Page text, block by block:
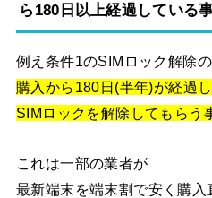
ら180日以上経過している
例え条件1のSIMロック解除の
購入から180日(半年)が経過
SIMロックを解除してもらう
これは一部の業者が
最新端末を端末割で安く購入